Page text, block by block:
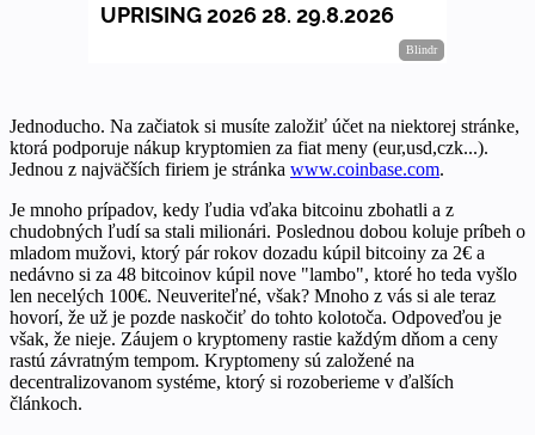
Jednoducho. Na začiatok si musíte založiť účet na niektorej stránke,
ktorá podporuje nákup kryptomien za fiat meny (eur,usd,czk...).
Jednou z najväčších firiem je stránka www.coinbase.com.
Je mnoho prípadov, kedy ľudia vďaka bitcoinu zbohatli a z
chudobných ľudí sa stali milionári. Poslednou dobou koluje príbeh o
mladom mužovi, ktorý pár rokov dozadu kúpil bitcoiny za 2€ a
nedávno si za 48 bitcoinov kúpil nove "lambo", ktoré ho teda vyšlo
len necelých 100€. Neuveriteľné, však? Mnoho z vás si ale teraz
hovorí, že už je pozde naskočiť do tohto kolotoča. Odpoveďou je
však, že nieje. Záujem o kryptomeny rastie každým dňom a ceny
rastú závratným tempom. Kryptomeny sú založené na
decentralizovanom systéme, ktorý si rozoberieme v ďalších
článkoch.